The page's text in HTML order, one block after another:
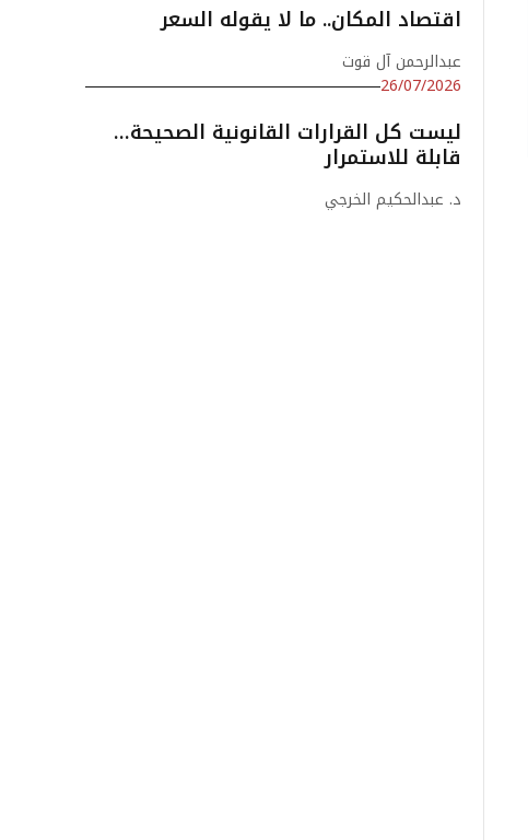
اقتصاد المكان.. ما لا يقوله السعر
عبدالرحمن آل قوت
26/07/2026
ليست كل القرارات القانونية الصحيحة…
قابلة للاستمرار
د. عبدالحكيم الخرجي